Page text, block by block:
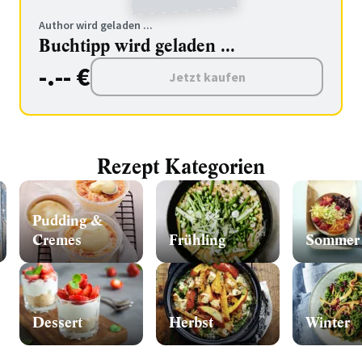
Author wird geladen ...
Buchtipp wird geladen ...
-.-- € Jetzt kaufen
Rezept Kategorien
Pudding &
Cremes
Dessert
Frühling
Herbst
Sommer
Winter